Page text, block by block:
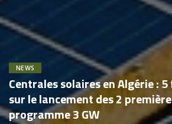
NEWS
Centrales solaires en Algérie :
sur le lancement des 2
programme 3 GW